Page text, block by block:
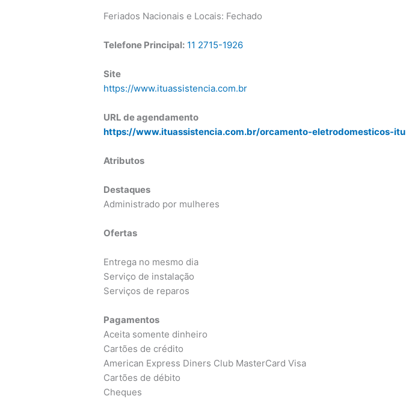
Feriados Nacionais e Locais: Fechado
Telefone Principal: 11 2715-1926
Site
https://www.ituassistencia.com.br
URL de agendamento
https://www.ituassistencia.com.br/orcamento-eletrodomesticos-itu
Atributos
Destaques
Administrado por mulheres
Ofertas
Entrega no mesmo dia
Serviço de instalação
Serviços de reparos
Pagamentos
Aceita somente dinheiro
Cartões de crédito
American Express Diners Club MasterCard Visa
Cartões de débito
Cheques